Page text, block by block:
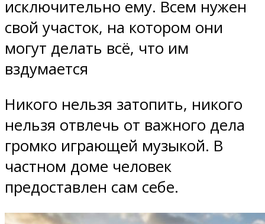
исключительно ему. Всем нужен
свой участок, на котором они
могут делать всё, что им
вздумается
Никого нельзя затопить, никого
нельзя отвлечь от важного дела
громко играющей музыкой. В
частном доме человек
предоставлен сам себе.